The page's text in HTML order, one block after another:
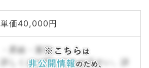
単価40,000円
・昇給・賞与
詳しくはお問い合わせ下さい。詳